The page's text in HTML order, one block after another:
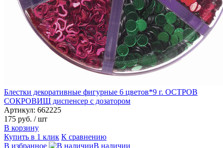
Блестки декоративные фигурные 6 цветов*9 г. ОСТРОВ
СОКРОВИЩ диспенсер с дозатором
Артикул: 662225
175 руб. / шт
В корзину
Купить в 1 клик К сравнению
В избранное
В наличии